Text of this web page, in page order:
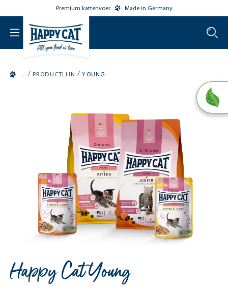
Premium kattenvoer Made in Germany
/ PRODUCTLIJN / YOUNG
Happy Cat Young